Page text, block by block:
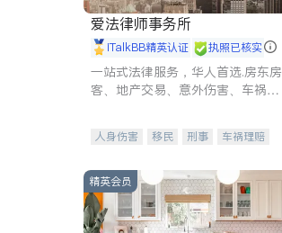
爱法律师事务所
iTalkBB精英认证 执照已核实
一站式法律服务，华人首选.房东房
客、地产交易、意外伤害、车祸重
人身伤害 移民 刑事
车祸理赔
商标注册
索赔 律师-其它 保释
精英会员